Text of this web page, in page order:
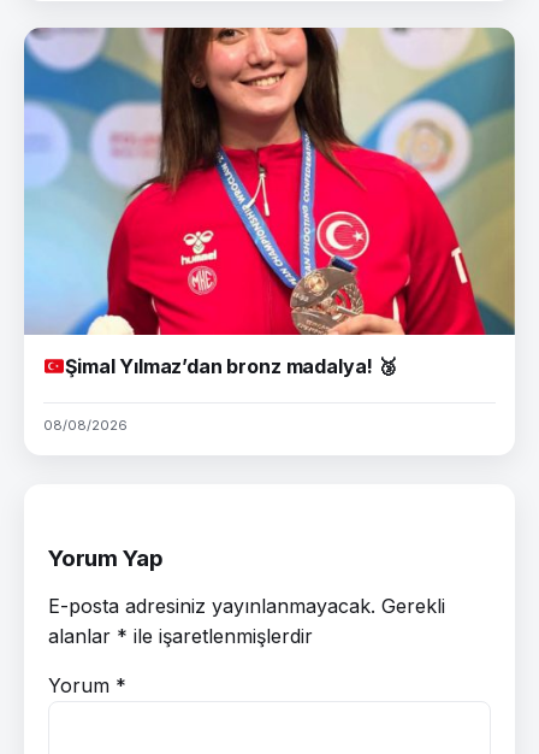
Şimal Yılmaz’dan bronz madalya! 🥉
08/08/2026
Yorum Yap
E-posta adresiniz yayınlanmayacak. Gerekli
alanlar * ile işaretlenmişlerdir
Yorum *